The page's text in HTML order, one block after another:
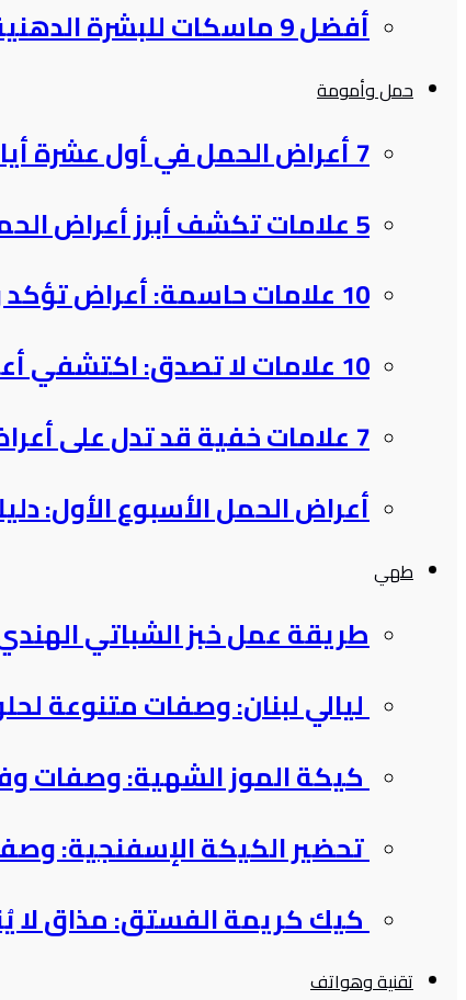
أفضل 9 ماسكات للبشرة الدهنية للحفاظ على نضارتها والتخلص من…
حمل وأمومة
7 أعراض الحمل في أول عشرة أيام – اكتشفي علاماتكِ…
5 علامات تكشف أبرز أعراض الحمل على المهبل لم يخبركِ…
10 علامات حاسمة: أعراض تؤكد وجود حمل في الأسبوع الأول…
10 علامات لا تصدق: اكتشفي أعراض الحمل في الأسبوع الأول
7 علامات خفية قد تدل على أعراض الحمل الأسبوع الأول…
أعراض الحمل الأسبوع الأول:
طهي
طريقة عمل خبز الشباتي
ليالي لبنان: وصفات متنوعة
كيكة الموز الشهية: وصفات
تحضير الكيكة الإسفنجية:
كيك كريمة الفستق: مذاق لا
تقنية وهواتف